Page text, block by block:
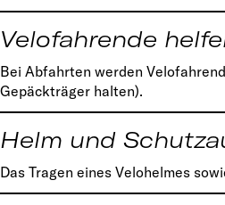
Velofahrende
Bei Abfahrten werden
Gepäckträger halten).
Helm und
Das Tragen eines Velohelmes